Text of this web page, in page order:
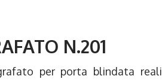
N.201
per porta blindata